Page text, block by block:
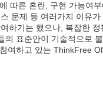
따른 혼란, 구현 가능여
문제 등 여러가지 이유
하기는 했으나, 복잡한
의 표준안이 기술적으로
여하고 있는 ThinkFree